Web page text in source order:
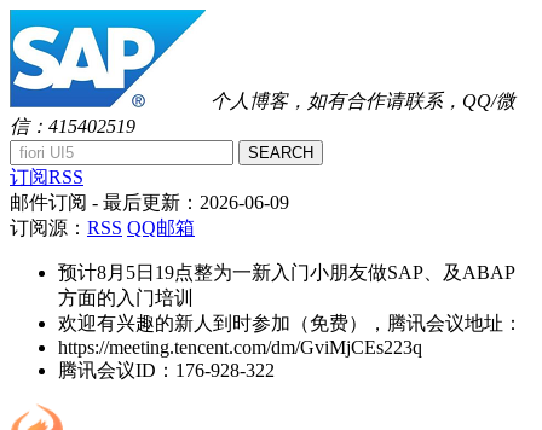
个人博客，如有合作请联系，QQ/微
信：415402519
SEARCH
订阅RSS
邮件订阅 - 最后更新： 2026-06-09
订阅源： RSS QQ邮箱
预计8月5日19点整为一新入门小朋友做SAP、及ABAP
方面的入门培训
欢迎有兴趣的新人到时参加（免费），腾讯会议地址：
https://meeting.tencent.com/dm/GviMjCEs223q
腾讯会议ID：176-928-322